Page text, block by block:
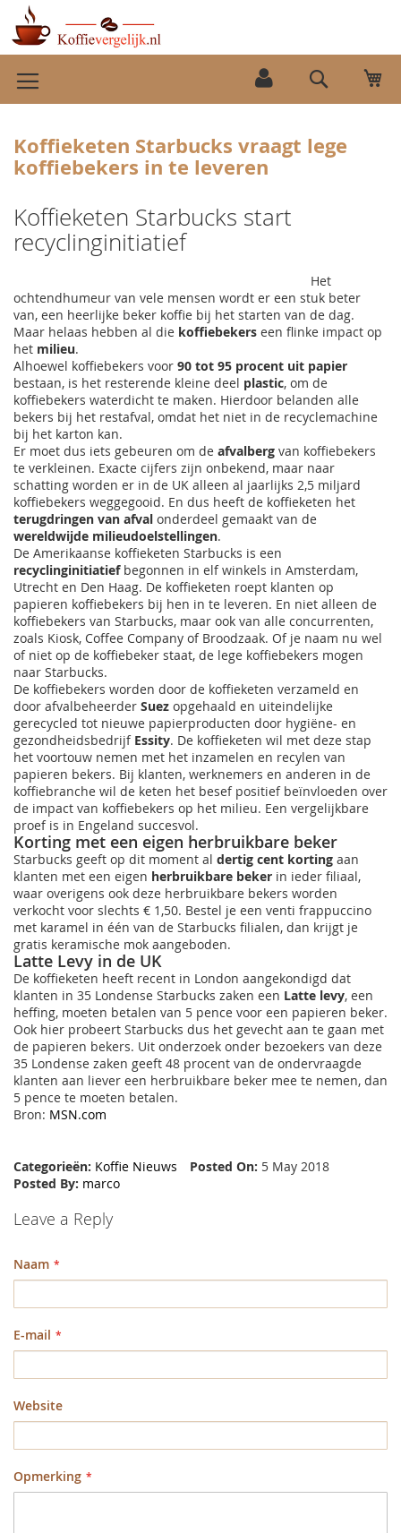
naar
Search
Koffieketen Starbucks vraagt lege
koffiebekers in te leveren
Koffieketen Starbucks start
recyclinginitiatief
Het
ochtendhumeur van vele mensen wordt er een stuk beter
van, een heerlijke beker koffie bij het starten van de dag.
Maar helaas hebben al die koffiebekers een flinke impact op
het milieu.
Alhoewel koffiebekers voor 90 tot 95 procent uit papier
bestaan, is het resterende kleine deel plastic, om de
koffiebekers waterdicht te maken. Hierdoor belanden alle
bekers bij het restafval, omdat het niet in de recyclemachine
bij het karton kan.
Er moet dus iets gebeuren om de afvalberg van koffiebekers
te verkleinen. Exacte cijfers zijn onbekend, maar naar
schatting worden er in de UK alleen al jaarlijks 2,5 miljard
koffiebekers weggegooid. En dus heeft de koffieketen het
terugdringen van afval onderdeel gemaakt van de
wereldwijde milieudoelstellingen.
De Amerikaanse koffieketen Starbucks is een
recyclinginitiatiefbegonnen in elf winkels in Amsterdam,
Utrecht en Den Haag. De koffieketen roept klanten op
papieren koffiebekers bij hen in te leveren. En niet alleen de
koffiebekers van Starbucks, maar ook van alle concurrenten,
zoals Kiosk, Coffee Company of Broodzaak. Of je naam nu wel
of niet op de koffiebeker staat, de lege koffiebekers mogen
naar Starbucks.
De koffiebekers worden door de koffieketen verzameld en
door afvalbeheerder Suez opgehaald en uiteindelijke
gerecycled tot nieuwe papierproducten door hygiëne- en
gezondheidsbedrijf Essity. De koffieketen wil met deze stap
het voortouw nemen met het inzamelen en recylen van
papieren bekers. Bij klanten, werknemers en anderen in de
koffiebranche wil de keten het besef positief beïnvloeden over
de impact van koffiebekers op het milieu. Een vergelijkbare
proef is in Engeland succesvol.
Korting met een eigen herbruikbare beker
Starbucks geeft op dit moment al dertig cent korting aan
klanten met een eigen herbruikbare beker in ieder filiaal,
waar overigens ook deze herbruikbare bekers worden
verkocht voor slechts € 1,50. Bestel je een venti frappuccino
met karamel in één van de Starbucks filialen, dan krijgt je
gratis keramische mok aangeboden.
Latte Levy in de UK
De koffieketen heeft recent in London aangekondigd dat
klanten in 35 Londense Starbucks zaken een Latte levy, een
heffing, moeten betalen van 5 pence voor een papieren beker.
Ook hier probeert Starbucks dus het gevecht aan te gaan met
de papieren bekers. Uit onderzoek onder bezoekers van deze
35 Londense zaken geeft 48 procent van de ondervraagde
klanten aan liever een herbruikbare beker mee te nemen, dan
5 pence te moeten betalen.
Bron: MSN.com
Categorieën: Koffie Nieuws Posted On: 5 May 2018
Posted By: marco
Leave a Reply
Naam
E-mail
Website
Opmerking